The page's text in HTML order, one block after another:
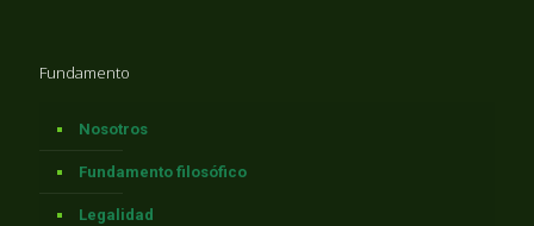
Fundamento
Nosotros
Fundamento filosófico
Legalidad